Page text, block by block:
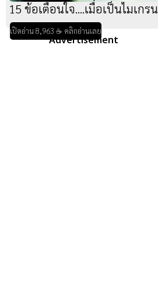
15 ข้อเตือนใจ....เมื่อเป็นไมเกรน
เปิดอ่าน 8,963 ☕ คลิกอ่านเลย
Advertisement